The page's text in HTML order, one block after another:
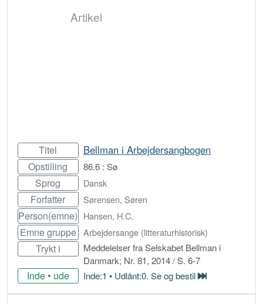
Artikel
Titel Bellman i Arbejdersangbogen
Opstilling 86.6 : Sø
Sprog Dansk
Forfatter Sørensen, Søren
Person(emne) Hansen, H.C.
Emne gruppe Arbejdersange (litteraturhistorisk)
Trykt i
Meddelelser fra Selskabet Bellman i
Danmark; Nr. 81, 2014 / S. 6-7
Inde • ude Inde:1 • Udlånt:0. Se og bestil
Bestil